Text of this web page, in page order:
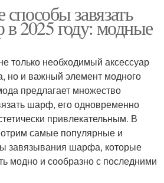
завязать
2025 году: модные
только необходимый аксессуар
но и важный элемент модного
предлагает множество
шарф, его одновременно
привлекательным. В
самые популярные и
завязывания шарфа, которые
модно и сообразно с последними